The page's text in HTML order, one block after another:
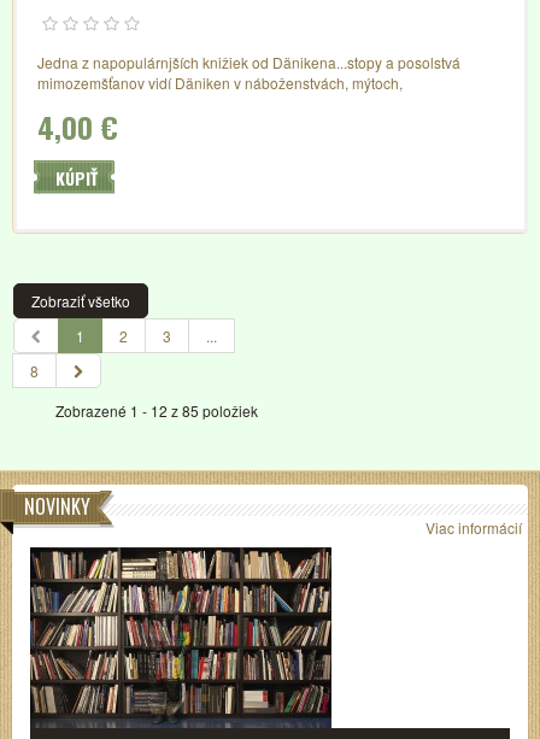
Jedna z napopulárnjších knižiek od Dänikena...stopy a posolstvá
mimozemšťanov vidí Däniken v náboženstvách, mýtoch,
4,00 €
KÚPIŤ
Zobraziť všetko
1
2 3
...
8
Zobrazené 1 - 12 z 85 položiek
NOVINKY
Viac informácií